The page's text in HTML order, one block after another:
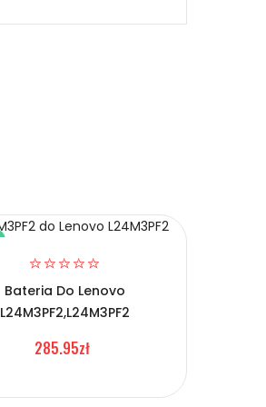
Bateria Do Lenovo
L24M3PF2,L24M3PF2
285.95zł